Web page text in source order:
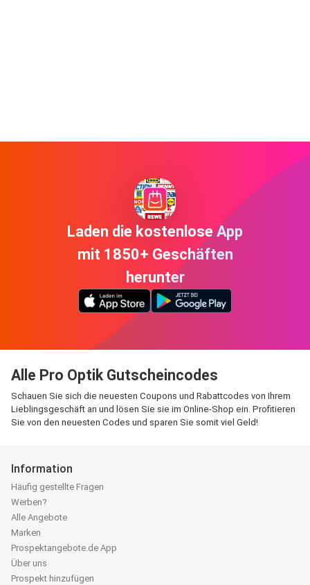
Laden die kostenlose App
mit 1850+ Geschäften
herunter
Alle Pro Optik Gutscheincodes
Schauen Sie sich die neuesten Coupons und Rabattcodes von Ihrem
Lieblingsgeschäft an und lösen Sie sie im Online-Shop ein. Profitieren
Sie von den neuesten Codes und sparen Sie somit viel Geld!
Information
Häufig gestellte Fragen
Werben?
Alle Angebote
Marken
Prospektangebote.de App
Über uns
Prospekt hinzufügen